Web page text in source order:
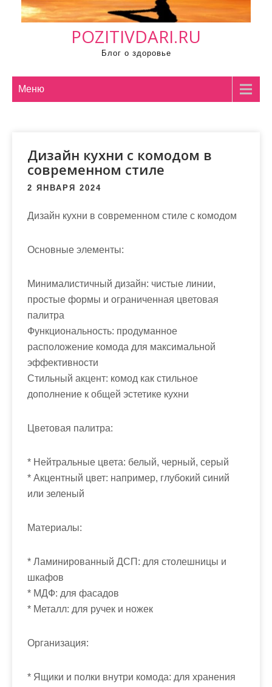
POZITIVDARI.RU
Блог о здоровье
Меню
Дизайн кухни с комодом в
современном стиле
2 ЯНВАРЯ 2024
Дизайн кухни в современном стиле с комодом
Основные элементы:
Минималистичный дизайн: чистые линии,
простые формы и ограниченная цветовая
палитра
Функциональность: продуманное
расположение комода для максимальной
эффективности
Стильный акцент: комод как стильное
дополнение к общей эстетике кухни
Цветовая палитра:
* Нейтральные цвета: белый, черный, серый
* Акцентный цвет: например, глубокий синий
или зеленый
Материалы:
* Ламинированный ДСП: для столешницы и
шкафов
* МДФ: для фасадов
* Металл: для ручек и ножек
Организация:
* Ящики и полки внутри комода: для хранения